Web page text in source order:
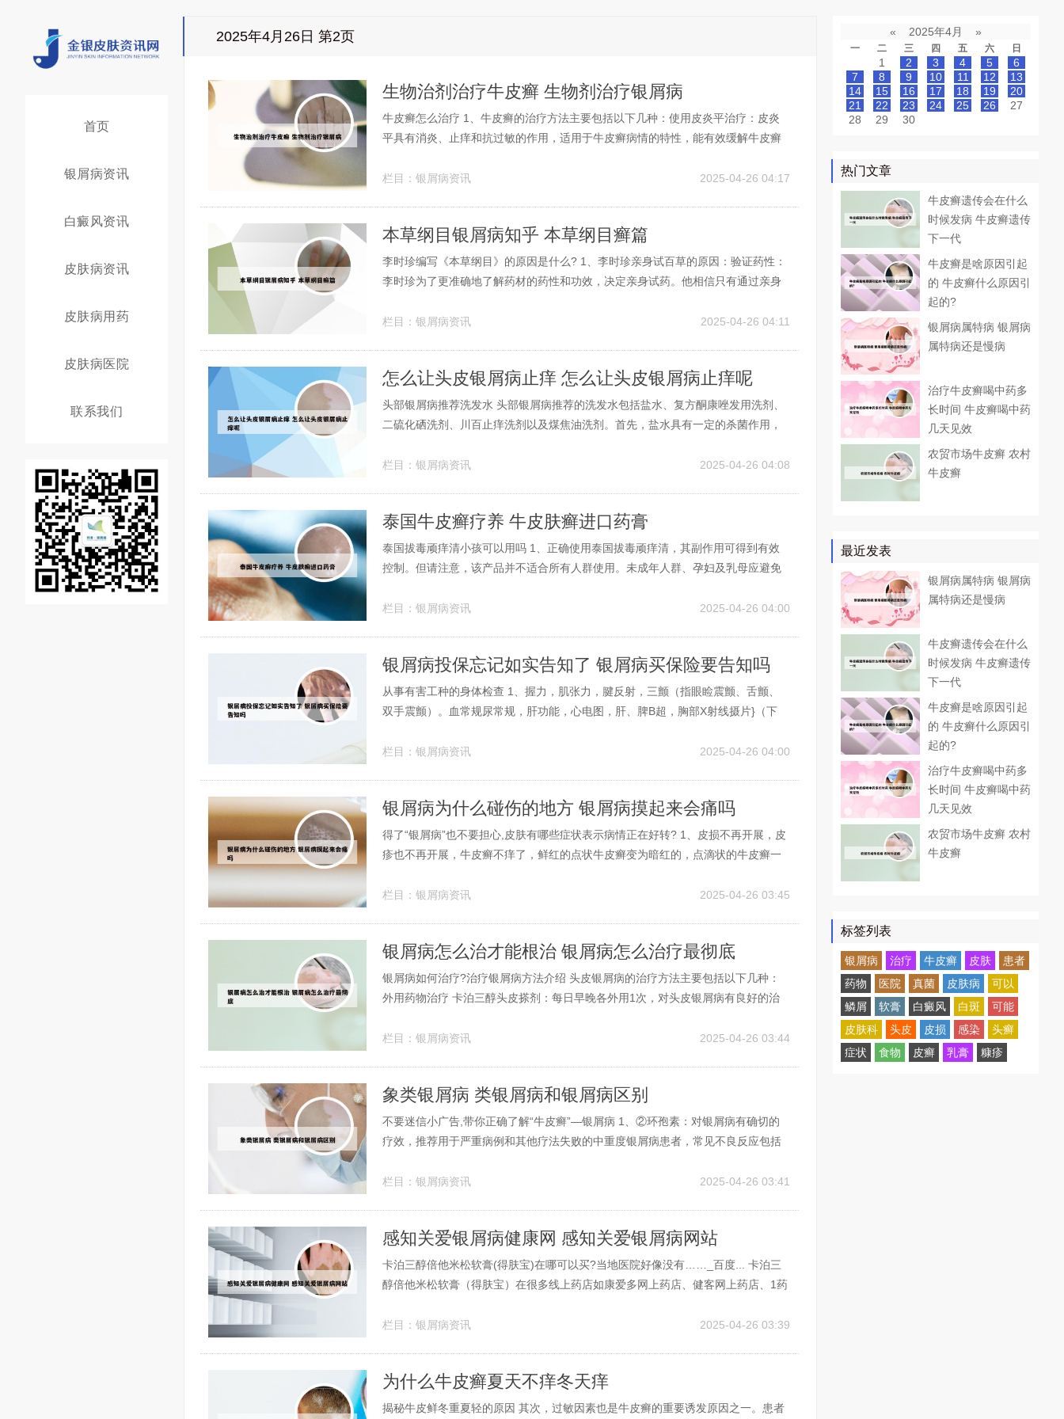
首页
银屑病资讯
白癜风资讯
皮肤病资讯
皮肤病用药
皮肤病医院
联系我们
2025年4月26日 第2页
生物治剂治疗牛皮癣 生物剂治疗银屑病
牛皮癣怎么治疗 1、牛皮癣的治疗方法主要包括以下几种：使用皮炎平治疗：皮炎
平具有消炎、止痒和抗过敏的作用，适用于牛皮癣病情的特性，能有效缓解牛皮癣
线治疗包括光化学疗法、宽谱中波紫外线疗法和窄谱中波紫外线疗法。2、头皮牛皮
栏目： 银屑病资讯 2025-04-26 04:17
本草纲目银屑病知乎 本草纲目癣篇
李时珍编写《本草纲目》的原因是什么? 1、李时珍亲身试百草的原因：验证药性：
李时珍为了更准确地了解药材的药性和功效，决定亲身试药。他相信只有通过亲身
谬误和语焉不详之处，这给医生和百姓带来了许多不必要的麻烦。2、李时珍编纂
栏目： 银屑病资讯 2025-04-26 04:11
怎么让头皮银屑病止痒 怎么让头皮银屑病止痒呢
头部银屑病推荐洗发水 头部银屑病推荐的洗发水包括盐水、复方酮康唑发用洗剂、
二硫化硒洗剂、川百止痒洗剂以及煤焦油洗剂。首先，盐水具有一定的杀菌作用，
治疗起到帮助。当然，这里所指的盐水应该是适当浓度的，过浓的盐水可能会对头
栏目： 银屑病资讯 2025-04-26 04:08
泰国牛皮癣疗养 牛皮肤癣进口药膏
泰国拔毒顽痒清小孩可以用吗 1、正确使用泰国拔毒顽痒清，其副作用可得到有效
控制。但请注意，该产品并不适合所有人群使用。未成年人群、孕妇及乳母应避免
用，以免引发过敏反应。2、拔毒顽痒清泰国药膏不建议儿童使用，同时孕妇和哺乳
栏目： 银屑病资讯 2025-04-26 04:00
银屑病投保忘记如实告知了 银屑病买保险要告知吗
从事有害工种的身体检查 1、握力，肌张力，腱反射，三颤（指眼睑震颤、舌颤、
双手震颤）。血常规尿常规，肝功能，心电图，肝、脾B超，胸部X射线摄片}（下
-氨基乙酰丙丙酸或红细胞锌原卟啉，尿粪卟啉，肝功能*，心电图*，肝、脾B超*，
栏目： 银屑病资讯 2025-04-26 04:00
银屑病为什么碰伤的地方 银屑病摸起来会痛吗
得了“银屑病”也不要担心,皮肤有哪些症状表示病情正在好转? 1、皮损不再开展，皮
疹也不再开展，牛皮癣不痒了，鲜红的点状牛皮癣变为暗红的，点滴状的牛皮癣一
是干了以后直接下去的。片状牛皮癣从里往外好！要是钱币状的话，一般好的特快
栏目： 银屑病资讯 2025-04-26 03:45
银屑病怎么治才能根治 银屑病怎么治疗最彻底
银屑病如何治疗?治疗银屑病方法介绍 头皮银屑病的治疗方法主要包括以下几种：
外用药物治疗 卡泊三醇头皮搽剂：每日早晚各外用1次，对头皮银屑病有良好的治
右后冲洗掉，每天使用，数周内可清除头皮上的银屑病。银屑病的治疗方法主要包
栏目： 银屑病资讯 2025-04-26 03:44
象类银屑病 类银屑病和银屑病区别
不要迷信小广告,带你正确了解“牛皮癣”—银屑病 1、②环孢素：对银屑病有确切的
疗效，推荐用于严重病例和其他疗法失败的中重度银屑病患者，常见不良反应包括
电解质、尿酸。 ③来氟米特：可直接抑制淋巴细胞和B细胞的增殖，并具有抗炎作
栏目： 银屑病资讯 2025-04-26 03:41
感知关爱银屑病健康网 感知关爱银屑病网站
卡泊三醇倍他米松软膏(得肤宝)在哪可以买?当地医院好像没有……_百度... 卡泊三
醇倍他米松软膏（得肤宝）在很多线上药店如康爱多网上药店、健客网上药店、1药
规的药店也有买。卡泊三醇倍他米松软膏，商品名称为得肤宝，它主要是由卡泊三
栏目： 银屑病资讯 2025-04-26 03:39
为什么牛皮癣夏天不痒冬天痒
揭秘牛皮鲜冬重夏轻的原因 其次，过敏因素也是牛皮癣的重要诱发原因之一。患者
« 2025年4月 »
一 二 三 四 五 六 日
1 2 3 4 5
6
7
8 9 10 11 12
13
14
15 16 17 18 19
20
21
22 23 24 25 26
27
28
29 30
热门文章
牛皮癣遗传会在什么
时候发病 牛皮癣遗传
下一代
牛皮癣是啥原因引起
的 牛皮癣什么原因引
起的?
银屑病属特病 银屑病
属特病还是慢病
治疗牛皮癣喝中药多
长时间 牛皮癣喝中药
几天见效
农贸市场牛皮癣 农村
牛皮癣
最近发表
银屑病属特病 银屑病
属特病还是慢病
牛皮癣遗传会在什么
时候发病 牛皮癣遗传
下一代
牛皮癣是啥原因引起
的 牛皮癣什么原因引
起的?
治疗牛皮癣喝中药多
长时间 牛皮癣喝中药
几天见效
农贸市场牛皮癣 农村
牛皮癣
标签列表
银屑病 治疗 牛皮癣 皮肤
患者
药物
医院 真菌 皮肤病
可以
鳞屑
软膏 白癜风 白斑
可能
皮肤科
头皮 皮损 感染
头癣
症状
食物 皮癣 乳膏 糠疹